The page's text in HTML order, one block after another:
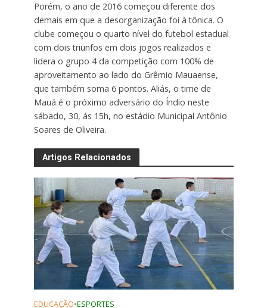
Porém, o ano de 2016 começou diferente dos
demais em que a desorganização foi à tônica. O
clube começou o quarto nível do futebol estadual
com dois triunfos em dois jogos realizados e
lidera o grupo 4 da competição com 100% de
aproveitamento ao lado do Grêmio Mauaense,
que também soma 6 pontos. Aliás, o time de
Mauá é o próximo adversário do Índio neste
sábado, 30, ás 15h, no estádio Municipal Antônio
Soares de Oliveira.
Artigos Relacionados
EDUCAÇÃO•ESPORTES